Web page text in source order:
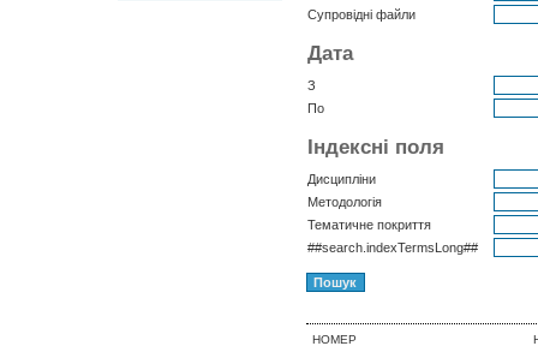
Супровідні файли
Дата
З
По
Індексні поля
Дисципліни
Методологія
Тематичне покриття
##search.indexTermsLong##
НОМЕР